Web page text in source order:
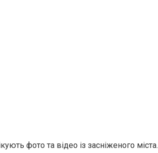
фото та відео із засніженого міста.